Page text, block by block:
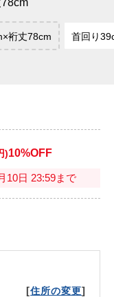
裄丈78cm 首回り
)10%OFF
10日 23:59まで
[住所の変更]